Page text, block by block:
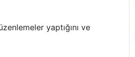
yaptığını ve